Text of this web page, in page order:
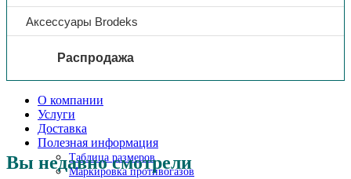
Аксессуары Brodeks
Распродажа
О компании
Услуги
Доставка
Полезная информация
Таблица размеров
Маркировка противогазов
Вы недавно смотрели